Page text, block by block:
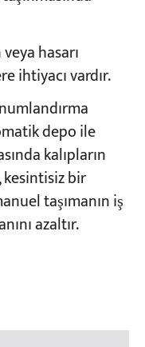
hasarı
ihtiyacı vardır.
depo ile
kalıpların
bir
taşımanın iş
azaltır.